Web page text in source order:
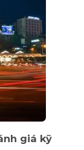
giá kỹ